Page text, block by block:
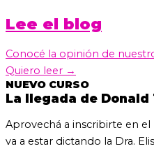
Lee el blog
Conocé la opinión de
Quiero leer →
NUEVO CURSO
La llegada de Donald
Aprovechá a inscribirte en
va a estar dictando la Dra.